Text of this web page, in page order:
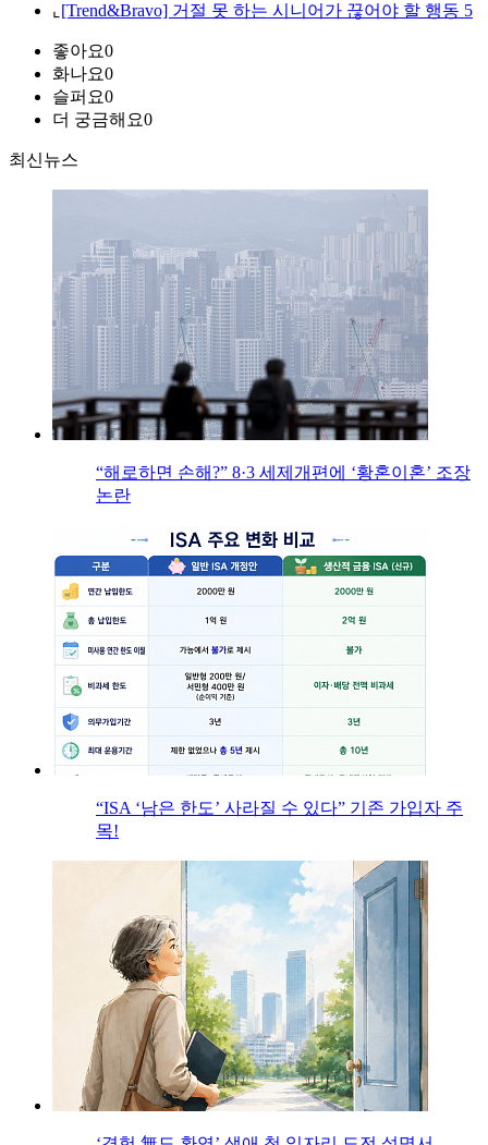
⌞ [Trend&Bravo] 거절 못 하는 시니어가 끊어야 할 행동 5
좋아요0
화나요0
슬퍼요0
더 궁금해요0
최신뉴스
“해로하면 손해?” 8·3 세제개편에 ‘황혼이혼’ 조장
논란
“ISA ‘남은 한도’ 사라질 수 있다” 기존 가입자 주
목!